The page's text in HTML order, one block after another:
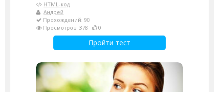
HTML-код
Андрей
Прохождений: 90
Просмотров: 378
0
Пройти тест